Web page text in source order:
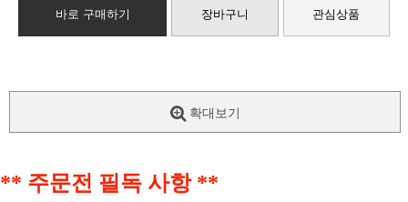
바로 구매하기 장바구니 관심상품
확대보기
** 주문전 필독 사항 **